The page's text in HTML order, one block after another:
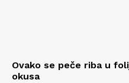
Ovako se peče riba u
okusa